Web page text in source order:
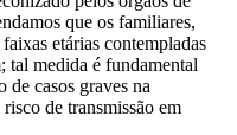
que os familiares,
etárias contempladas
tal medida é fundamental
de casos graves na
de transmissão em